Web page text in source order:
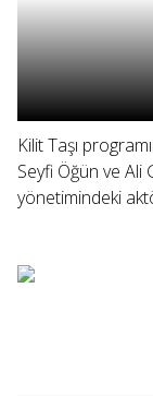
Kilit Taşı
Seyfi Öğün ve
yönetimindeki